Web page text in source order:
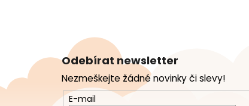
a
Odebírat newsletter
Nezmeškejte žádné novinky či slevy!
E-mail